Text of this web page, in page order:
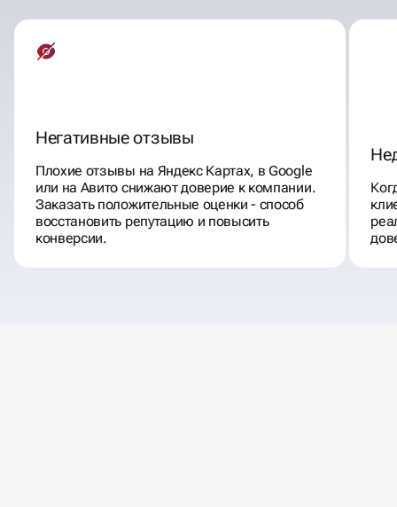
Негативные отзывы
Плохие отзывы на Яндекс Картах, в Google
или на Авито снижают доверие к компании.
Заказать положительные оценки - способ
восстановить репутацию и повысить
конверсии.